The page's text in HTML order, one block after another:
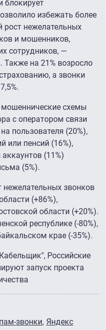
блокирует
избежать более
нежелательных
и мошенников,
сотрудников, —
Также на 21% возросло
а звонки
схемы
с оператором связи
пользователя (20%),
или пенсий (16%),
(11%)
(5%).
нежелательных звонков
(+86%),
области (+20%).
республике (-80%),
крае (-35%).
Российские
запуск проекта
звонки Яндекс